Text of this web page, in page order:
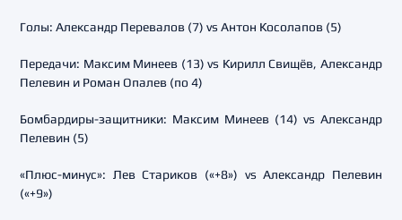
Голы: Александр Перевалов (7) vs Антон Косолапов (5)
Передачи: Максим Минеев (13) vs Кирилл Свищёв, Александр
Пелевин и Роман Опалев (по 4)
Бомбардиры-защитники: Максим Минеев (14) vs Александр
Пелевин (5)
«Плюс-минус»: Лев Стариков («+8») vs Александр Пелевин
(«+9»)